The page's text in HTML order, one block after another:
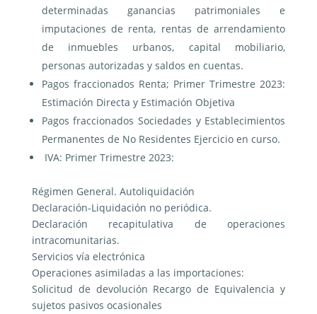
determinadas ganancias patrimoniales e
imputaciones de renta, rentas de arrendamiento
de inmuebles urbanos, capital mobiliario,
personas autorizadas y saldos en cuentas.
Pagos fraccionados Renta; Primer Trimestre 2023:
Estimación Directa y Estimación Objetiva
Pagos fraccionados Sociedades y Establecimientos
Permanentes de No Residentes Ejercicio en curso.
IVA: Primer Trimestre 2023:
Régimen General. Autoliquidación
Declaración-Liquidación no periódica.
Declaración recapitulativa de operaciones
intracomunitarias.
Servicios vía electrónica
Operaciones asimiladas a las importaciones:
Solicitud de devolución Recargo de Equivalencia y
sujetos pasivos ocasionales